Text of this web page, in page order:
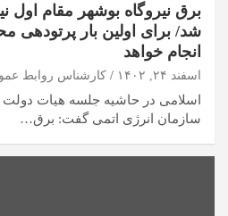
برق نیروگاه بوشهر مقام اول
شد/ برای اولین بار پرتودهی
انجام خواهد
اسفند ۲۴, ۱۴۰۲ کارشناس روابط
اسلامی در حاشیه جلسه هیات
سازمان انرژی اتمی گفت: برق…